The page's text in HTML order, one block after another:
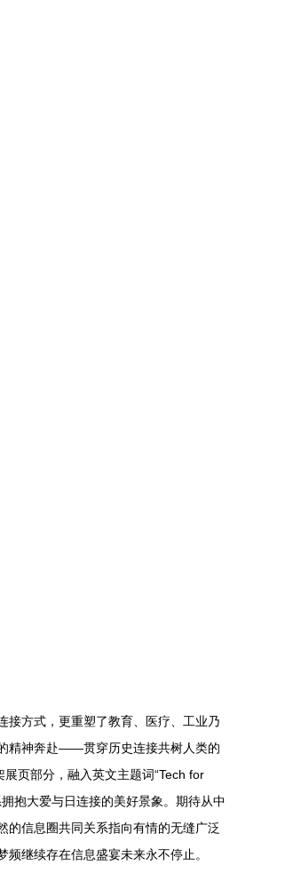
接方式，更重塑了教育、医疗、工业乃
精神奔赴——贯穿历史连接共树人类的
页部分，融入英文主题词“Tech for
抱大爱与日连接的美好景象。期待从中
的信息圈共同关系指向有情的无缝广泛
继续存在信息盛宴未来永不停止。